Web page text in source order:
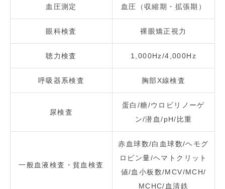
血圧測定 血圧（収縮期・拡張期）
眼科検査 裸眼矯正視力
聴力検査 1,000Hz/4,000Hz
呼吸器系検査 胸部X線検査
尿検査
蛋白/糖/ウロビリノーゲ
ン/潜血/pH/比重
一般血液検査・貧血検査
赤血球数/白血球数/ヘモグ
ロビン量/ヘマトクリット
値/血小板数/MCV/MCH/
MCHC/血清鉄